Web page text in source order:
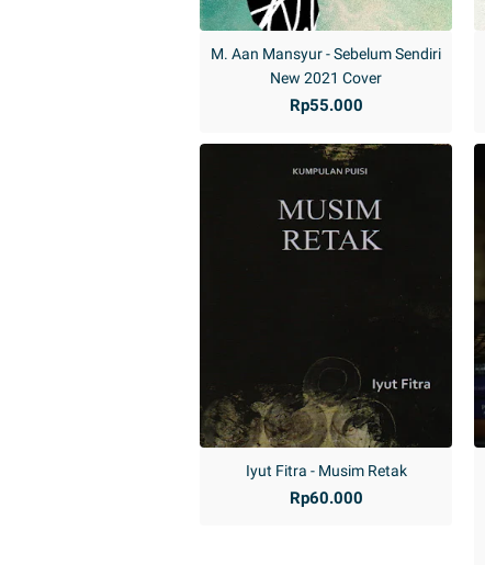
M. Aan Mansyur - Sebelum Sendiri
New 2021 Cover
Rp55.000
Iyut Fitra - Musim Retak
Rp60.000